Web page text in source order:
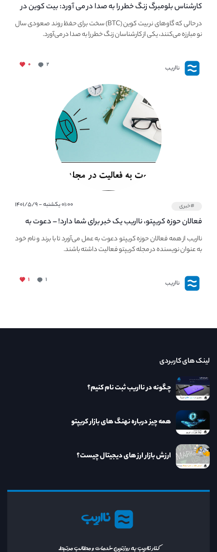
کارشناس بلومبرگ زنگ خطر را به صدا در می آورد: بیت کوین در
معرض خطر سقوط بزرگ است - دلیل آن چیست؟در حالی که گاوهای نر بیت کوین (BTC) سخت برای حفظ روند صعودی سال
نو مبارزه می‌کنند، یکی از کارشناسان زنگ خطر را به صدا در می‌آورد.
نااریب ۲ ۰
#خبری ۰۱:۰۰ یکشنبه - ۱۴۰۱/۵/۹
فعالان حوزه کریپتو، نااریب یک خبر برای شما دارد! – دعوت به
فعالیت در مجله کریپتو
نااریب از همه فعالان حوزه کریپتو دعوت به عمل می‌آورد تا با برند و نام خود
به عنوان نویسنده در مجله کریپتو فعالیت داشته باشند.
نااریب ۱ ۱
نااریب
کنار نااریب به روزترین خدمات و مطالب مرتبط
لینک های کاربردی
چگونه در نااریب ثبت نام کنیم؟
همه چیز درباره نهنگ های بازار کریپتو
ارزش بازار ارز های دیجیتال چیست؟